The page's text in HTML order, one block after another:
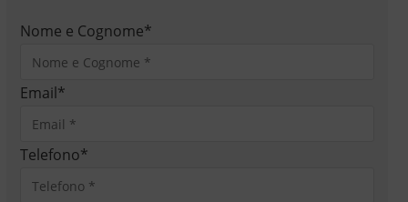
Nome e Cognome*
Email*
Telefono*